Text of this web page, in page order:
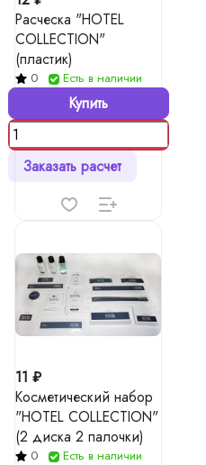
Расческа "HOTEL
COLLECTION"
(пластик)
0 Есть в наличии
Купить
Заказать расчет
11 ₽
Косметический набор
"HOTEL COLLECTION"
(2 диска 2 палочки)
0 Есть в наличии